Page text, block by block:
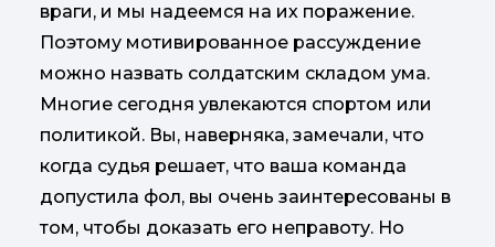
враги, и мы надеемся на их поражение.
Поэтому мотивированное рассуждение
можно назвать солдатским складом ума.
Многие сегодня увлекаются спортом или
политикой. Вы, наверняка, замечали, что
когда судья решает, что ваша команда
допустила фол, вы очень заинтересованы в
том, чтобы доказать его неправоту. Но